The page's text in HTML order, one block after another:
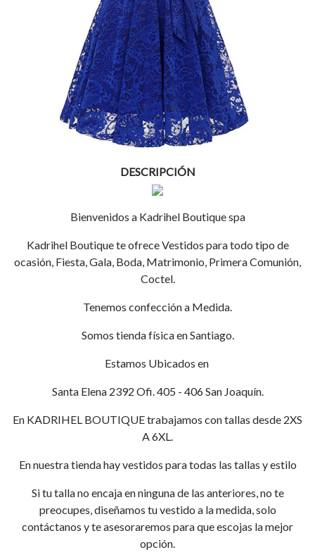
DESCRIPCIÓN
Bienvenidos a Kadrihel Boutique spa
Kadrihel Boutique te ofrece Vestidos para todo tipo de
ocasión, Fiesta, Gala, Boda, Matrimonio, Primera Comunión,
Coctel.
Tenemos confección a Medida.
Somos tienda física en Santiago.
Estamos Ubicados en
Santa Elena 2392 Ofi. 405 - 406 San Joaquín.
En KADRIHEL BOUTIQUE trabajamos con tallas desde 2XS
A 6XL.
En nuestra tienda hay vestidos para todas las tallas y estilo
Si tu talla no encaja en ninguna de las anteriores, no te
preocupes, diseñamos tu vestido a la medida, solo
contáctanos y te asesoraremos para que escojas la mejor
opción.